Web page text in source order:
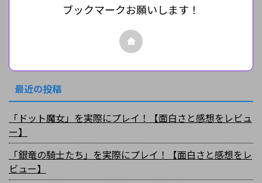
ブックマークお願いします！
最近の投稿
「ドット魔女」を実際にプレイ！【面白さと感想をレビュ
ー】
「銀竜の騎士たち」を実際にプレイ！【面白さと感想をレ
ビュー】